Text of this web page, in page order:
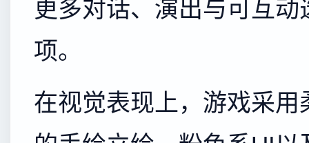
更多对话、演出与可互动
项。
在视觉表现上，游戏采用